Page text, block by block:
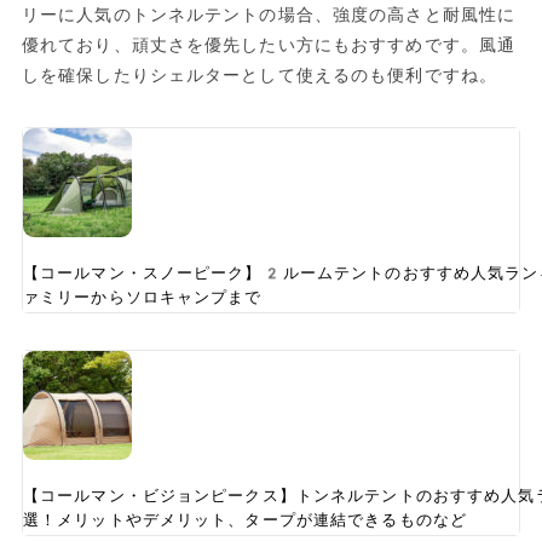
リーに人気のトンネルテントの場合、強度の高さと耐風性に
優れており、頑丈さを優先したい方にもおすすめです。風通
しを確保したりシェルターとして使えるのも便利ですね。
【コールマン・スノーピーク】2ルームテントのおすすめ人気
ァミリーからソロキャンプまで
【コールマン・ビジョンピークス】トンネルテントのおすすめ
選！メリットやデメリット、タープが連結できるものなど